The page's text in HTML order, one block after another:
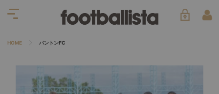
HOME パントンFC